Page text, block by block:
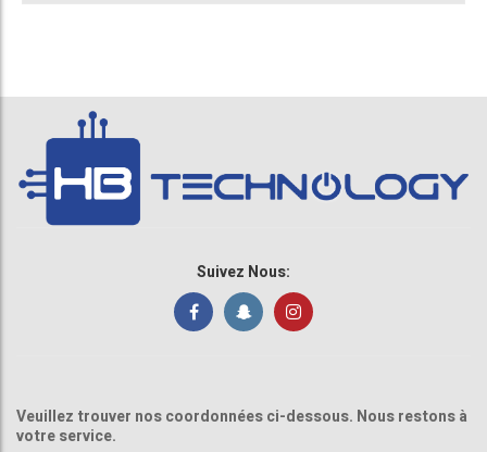
Suivez Nous:
Veuillez trouver nos coordonnées ci-dessous. Nous restons à
votre service.